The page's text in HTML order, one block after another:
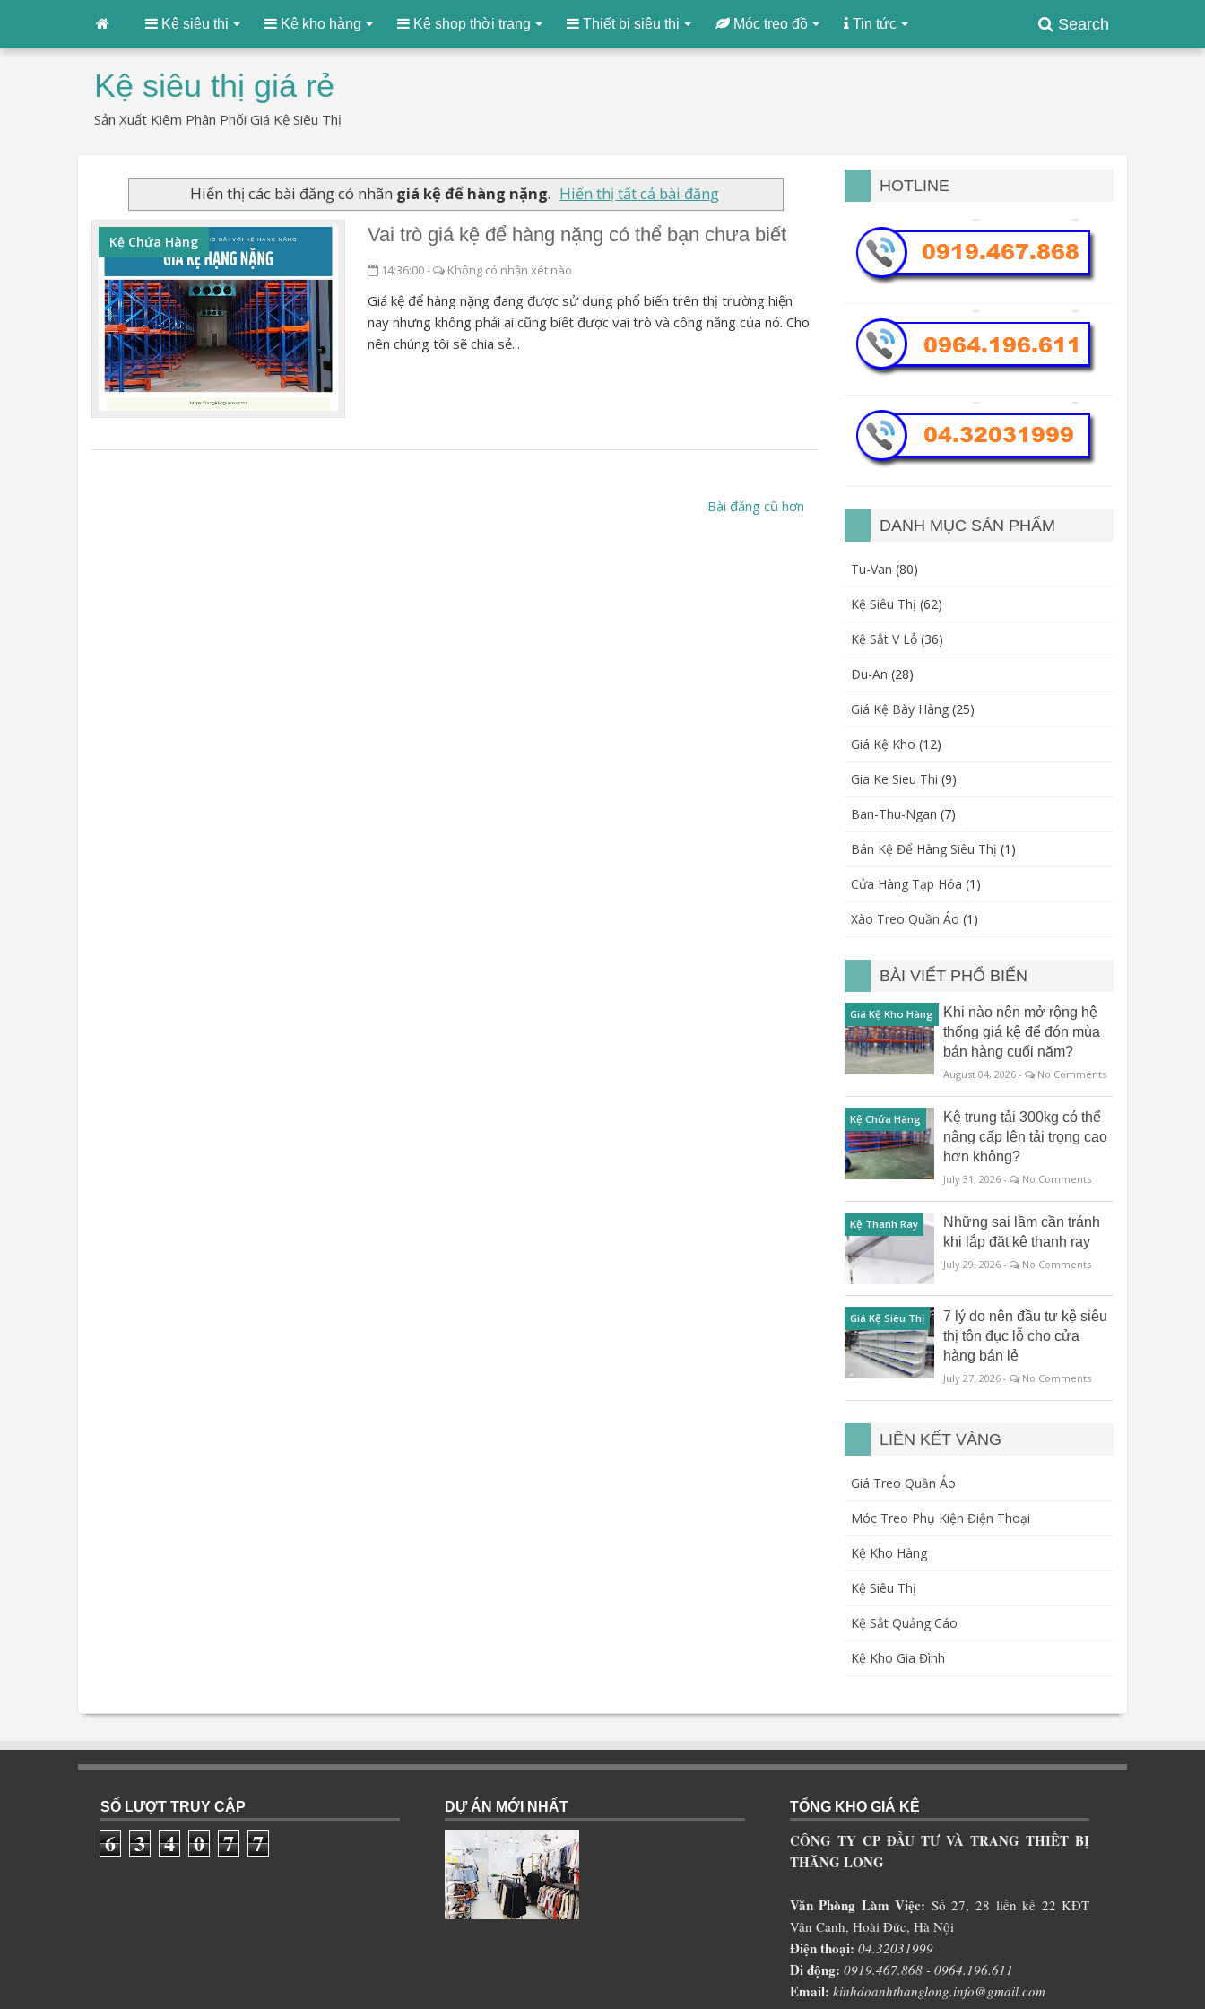
Search
Kệ siêu thị Kệ kho hàng Kệ shop thời trang Thiết bị siêu thị Móc treo đồ Tin tức
Kệ siêu thị giá rẻ
Sản Xuất Kiêm Phân Phối Giá Kệ Siêu Thị
Hiển thị các bài đăng có nhãn giá kệ để hàng nặng. Hiển thị tất cả bài đăng
Vai trò giá kệ để hàng nặng có thể bạn chưa biết
Kệ Chứa Hàng
14:36:00- Không có nhận xét nào
Giá kệ để hàng nặng đang được sử dụng phổ biến trên thị trường hiện
nay nhưng không phải ai cũng biết được vai trò và công năng của nó. Cho
nên chúng tôi sẽ chia sẻ...
Bài đăng cũ hơn
HOTLINE
DANH MỤC SẢN PHẨM
Tu-Van (80)
Kệ Siêu Thị (62)
Kệ Sắt V Lỗ (36)
Du-An (28)
Giá Kệ Bày Hàng (25)
Giá Kệ Kho (12)
Gia Ke Sieu Thi (9)
Ban-Thu-Ngan (7)
Bán Kệ Để Hàng Siêu Thị (1)
Cửa Hàng Tạp Hóa (1)
Xào Treo Quần Áo (1)
BÀI VIẾT PHỔ BIẾN
Giá Kệ Kho Hàng
Khi nào nên mở rộng hệ
thống giá kệ để đón mùa
bán hàng cuối năm?
August 04, 2026 - No Comments
Kệ Chứa Hàng
Kệ trung tải 300kg có thể
nâng cấp lên tải trọng cao
hơn không?
July 31, 2026 - No Comments
Kệ Thanh Ray
Những sai lầm cần tránh
khi lắp đặt kệ thanh ray
July 29, 2026 - No Comments
Giá Kệ Siêu Thị
7 lý do nên đầu tư kệ siêu
thị tôn đục lỗ cho cửa
hàng bán lẻ
July 27, 2026 - No Comments
LIÊN KẾT VÀNG
Giá Treo Quần Áo
Móc Treo Phụ Kiện Điện Thoại
Kệ Kho Hàng
Kệ Siêu Thị
Kệ Sắt Quảng Cáo
Kệ Kho Gia Đình
SỐ LƯỢT TRUY CẬP
6 3 4 0 7 7
DỰ ÁN MỚI NHẤT TỔNG KHO GIÁ KỆ
CÔNG TY CP ĐẦU TƯ VÀ TRANG THIẾT BỊ
THĂNG LONG
Văn Phòng Làm Việc: Số 27, 28 liền kề 22 KĐT
Vân Canh, Hoài Đức, Hà Nội
Điện thoại: 04.32031999
Di động: 0919.467.868 - 0964.196.611
Email: kinhdoanhthanglong.info@gmail.com